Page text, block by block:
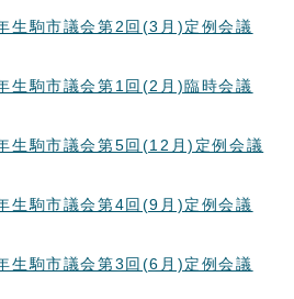
生駒市議会第2回(3月)定例会議
生駒市議会第1回(2月)臨時会議
生駒市議会第5回(12月)定例会議
生駒市議会第4回(9月)定例会議
生駒市議会第3回(6月)定例会議